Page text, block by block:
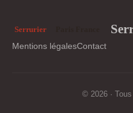
Mentions légalesContact
© 2026 ·